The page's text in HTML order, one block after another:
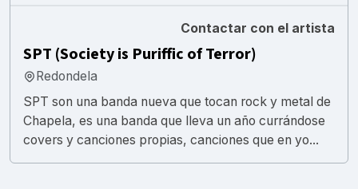
Contactar con el artista
SPT (Society is Puriffic of Terror)
Redondela
SPT son una banda nueva que tocan rock y metal de
Chapela, es una banda que lleva un año currándose
covers y canciones propias, canciones que en yo...